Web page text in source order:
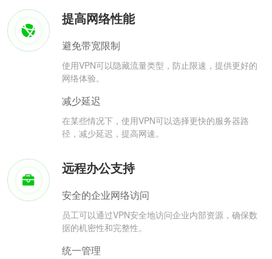
提高网络性能
避免带宽限制
使用VPN可以隐藏流量类型，防止限速，提供更好的
网络体验。
减少延迟
在某些情况下，使用VPN可以选择更快的服务器路
径，减少延迟，提高网速。
远程办公支持
安全的企业网络访问
员工可以通过VPN安全地访问企业内部资源，确保数
据的机密性和完整性。
统一管理